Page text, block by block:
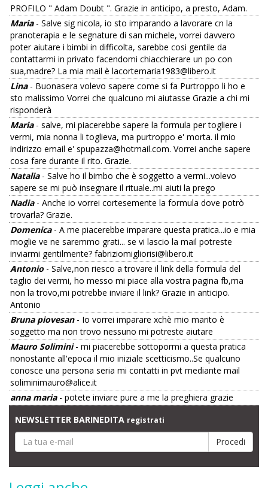
PROFILO " Adam Doubt ". Grazie in anticipo, a presto, Adam.
Maria- Salve sig nicola, io sto imparando a lavorare cn la
pranoterapia e le segnature di san michele, vorrei davvero
poter aiutare i bimbi in difficolta, sarebbe cosi gentile da
contattarmi in privato facendomi chiacchierare un po con
sua,madre? La mia mail è lacortemaria1983@libero.it
Lina- Buonasera volevo sapere come si fa Purtroppo li ho e
sto malissimo Vorrei che qualcuno mi aiutasse Grazie a chi mi
risponderà
Maria- salve, mi piacerebbe sapere la formula per togliere i
vermi, mia nonna li toglieva, ma purtroppo e' morta. il mio
indirizzo email e' spupazza@hotmail.com. Vorrei anche sapere
cosa fare durante il rito. Grazie.
Natalia- Salve ho il bimbo che è soggetto a vermi...volevo
sapere se mi può insegnare il rituale..mi aiuti la prego
Nadia- Anche io vorrei cortesemente la formula dove potrò
trovarla? Grazie.
Domenica- A me piacerebbe imparare questa pratica...io e mia
moglie ve ne saremmo grati... se vi lascio la mail potreste
inviarmi gentilmente? fabriziomigliorisi@libero.it
Antonio- Salve,non riesco a trovare il link della formula del
taglio dei vermi, ho messo mi piace alla vostra pagina fb,ma
non la trovo,mi potrebbe inviare il link? Grazie in anticipo.
Antonio
Bruna piovesan- Io vorrei imparare xchè mio marito è
soggetto ma non trovo nessuno mi potreste aiutare
Mauro Solimini- mi piacerebbe sottopormi a questa pratica
nonostante all'epoca il mio iniziale scetticismo..Se qualcuno
conosce una persona seria mi contatti in pvt mediante mail
soliminimauro@alice.it
anna maria- potete inviare pure a me la preghiera grazie
NEWSLETTER BARINEDITA registrati